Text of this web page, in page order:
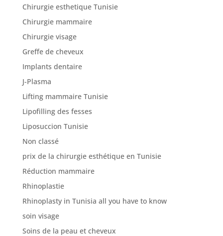
Chirurgie esthetique Tunisie
Chirurgie mammaire
Chirurgie visage
Greffe de cheveux
Implants dentaire
J-Plasma
Lifting mammaire Tunisie
Lipofilling des fesses
Liposuccion Tunisie
Non classé
prix de la chirurgie esthétique en Tunisie
Réduction mammaire
Rhinoplastie
Rhinoplasty in Tunisia all you have to know
soin visage
Soins de la peau et cheveux